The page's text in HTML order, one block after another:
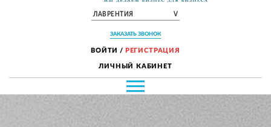
ЛАВРЕНТИЯ V
ЗАКАЗАТЬ ЗВОНОК
ВОЙТИ / РЕГИСТРАЦИЯ
ЛИЧНЫЙ КАБИНЕТ